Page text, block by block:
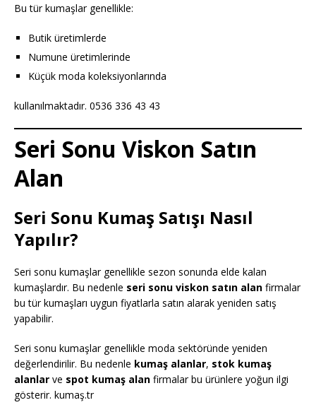
Bu tür kumaşlar genellikle:
Butik üretimlerde
Numune üretimlerinde
Küçük moda koleksiyonlarında
kullanılmaktadır. 0536 336 43 43
Seri Sonu Viskon Satın
Alan
Seri Sonu Kumaş Satışı Nasıl
Yapılır?
Seri sonu kumaşlar genellikle sezon sonunda elde kalan
kumaşlardır. Bu nedenle seri sonu viskon satın alan firmalar
bu tür kumaşları uygun fiyatlarla satın alarak yeniden satış
yapabilir.
Seri sonu kumaşlar genellikle moda sektöründe yeniden
değerlendirilir. Bu nedenle kumaş alanlar, stok kumaş
alanlar ve spot kumaş alan firmalar bu ürünlere yoğun ilgi
gösterir. kumaş.tr